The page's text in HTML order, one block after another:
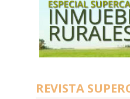
REVISTA